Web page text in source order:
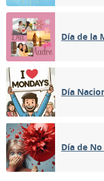
Día de la
Día
Día de